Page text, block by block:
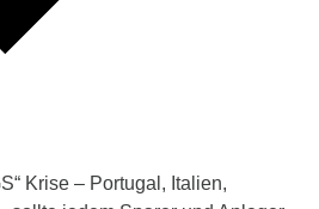
Krise – Portugal, Italien,